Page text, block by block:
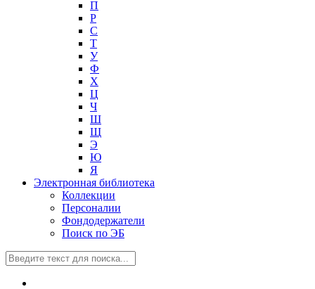
П
Р
С
Т
У
Ф
Х
Ц
Ч
Ш
Щ
Э
Ю
Я
Электронная библиотека
Коллекции
Персоналии
Фондодержатели
Поиск по ЭБ